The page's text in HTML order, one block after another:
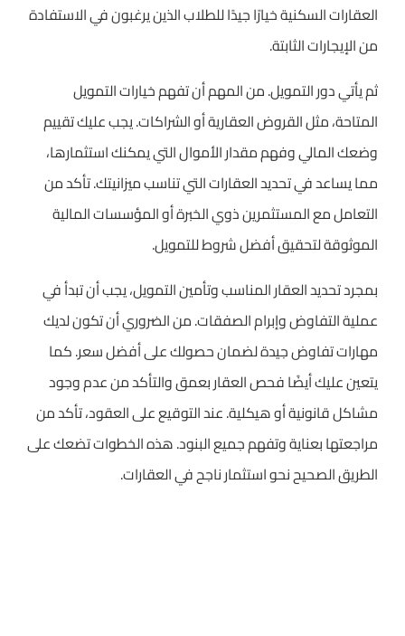
العقارات السكنية خيارًا جيدًا للطلاب الذين يرغبون في الاستفادة
من الإيجارات الثابتة.
ثم يأتي دور التمويل. من المهم أن تفهم خيارات التمويل
المتاحة، مثل القروض العقارية أو الشراكات. يجب عليك تقييم
وضعك المالي وفهم مقدار الأموال التي يمكنك استثمارها،
مما يساعد في تحديد العقارات التي تناسب ميزانيتك. تأكد من
التعامل مع المستثمرين ذوي الخبرة أو المؤسسات المالية
الموثوقة لتحقيق أفضل شروط للتمويل.
بمجرد تحديد العقار المناسب وتأمين التمويل، يجب أن تبدأ في
عملية التفاوض وإبرام الصفقات. من الضروري أن تكون لديك
مهارات تفاوض جيدة لضمان حصولك على أفضل سعر. كما
يتعين عليك أيضًا فحص العقار بعمق والتأكد من عدم وجود
مشاكل قانونية أو هيكلية. عند التوقيع على العقود، تأكد من
مراجعتها بعناية وتفهم جميع البنود. هذه الخطوات تضعك على
الطريق الصحيح نحو استثمار ناجح في العقارات.